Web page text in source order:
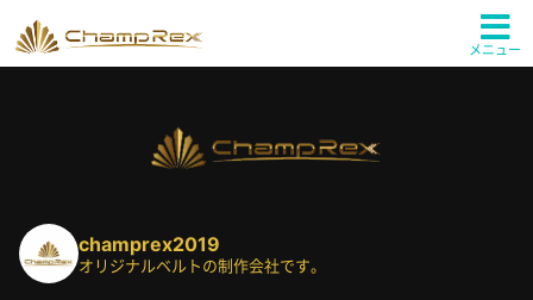
メニュー
champrex2019
オリジナルベルトの制作会社です。